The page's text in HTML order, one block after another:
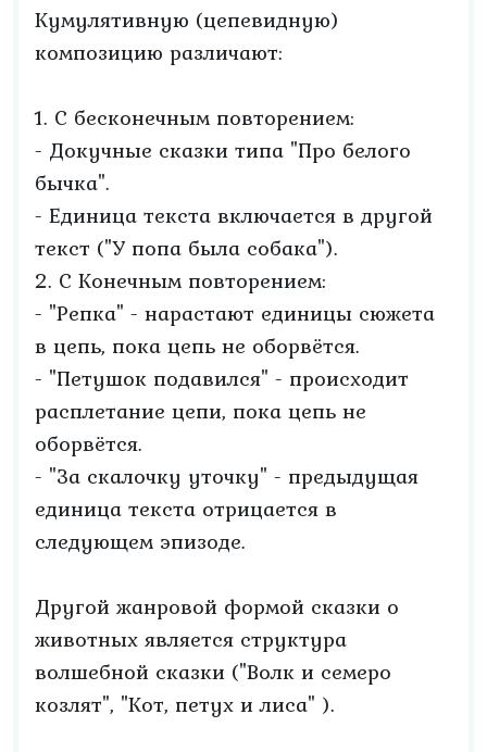
Кумулятивную (цепевидную)
композицию различают:
1. С бесконечным повторением:
- Докучные сказки типа "Про белого
бычка".
- Единица текста включается в другой
текст ("У попа была собака").
2. С Конечным повторением:
- "Репка" - нарастают единицы сюжета
в цепь, пока цепь не оборвётся.
- "Петушок подавился" - происходит
расплетание цепи, пока цепь не
оборвётся.
- "За скалочку уточку" - предыдущая
единица текста отрицается в
следующем эпизоде.
Другой жанровой формой сказки о
животных является структура
волшебной сказки ("Волк и семеро
козлят", "Кот, петух и лиса" ).